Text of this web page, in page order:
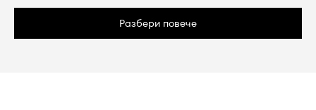
Разбери повече